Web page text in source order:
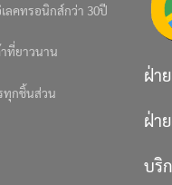
ลคทรอนิกส์กว่า 30ปี
ที่ยาวนาน
ทุกชิ้นส่วน
ฝ่า
ฝ่า
บริ